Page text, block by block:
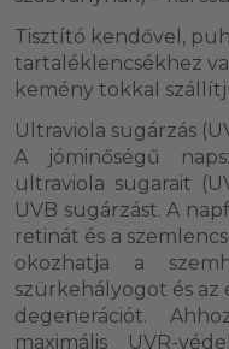
Tisztító kendővel,
tartaléklencsékhez
kemény tokkal
Ultraviola sugárzás
A jóminőségű
ultraviola sugarait
UVB sugárzást. A
retinát és a
okozhatja a
szürkehályogot és
degenerációt.
maximális UVR-